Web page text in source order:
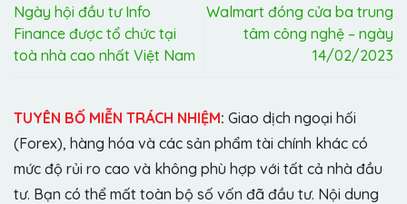
Ngày hội đầu tư Info
Finance được tổ chức tại
toà nhà cao nhất Việt Nam
Walmart đóng cửa ba trung
tâm công nghệ – ngày
14/02/2023
TUYÊN BỐ MIỄN TRÁCH NHIỆM: Giao dịch ngoại hối
(Forex), hàng hóa và các sản phẩm tài chính khác có
mức độ rủi ro cao và không phù hợp với tất cả nhà đầu
tư. Bạn có thể mất toàn bộ số vốn đã đầu tư. Nội dung